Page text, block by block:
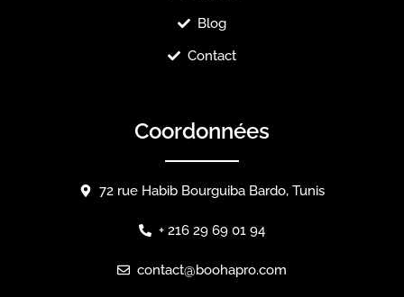
Blog
Contact
Coordonnées
72 rue Habib Bourguiba Bardo, Tunis
+ 216 29 69 01 94
contact@boohapro.com